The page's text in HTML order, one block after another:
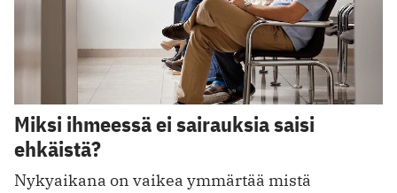
Miksi ihmeessä ei sairauksia saisi
ehkäistä?
Nykyaikana on vaikea ymmärtää mistä